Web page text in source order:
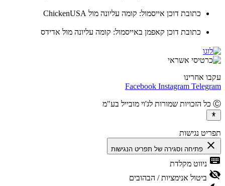
כתובת דוכן אייסמול: קומה עליונה מול ChickenUSA
כתובת דוכן קאפמן באייסמול: קומה עליונה מול אדידס
אחרינו
Facebook Instagram
נגישות
פתיחה וסגירה של תפריט הנגישות
ניווט מקלדת
ביטול אנימציות / הבהובים